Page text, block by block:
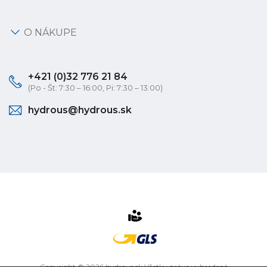
O NÁKUPE
+421 (0)32 776 21 84
(Po - Št: 7:30 – 16:00, Pi: 7:30 – 13:00)
hydrous@hydrous.sk